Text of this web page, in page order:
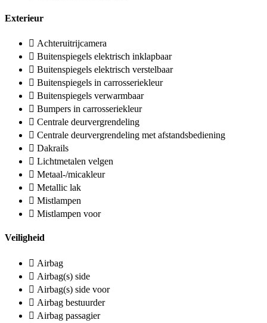
Exterieur
Achteruitrijcamera
Buitenspiegels elektrisch inklapbaar
Buitenspiegels elektrisch verstelbaar
Buitenspiegels in carrosseriekleur
Buitenspiegels verwarmbaar
Bumpers in carrosseriekleur
Centrale deurvergrendeling
Centrale deurvergrendeling met afstandsbediening
Dakrails
Lichtmetalen velgen
Metaal-/micakleur
Metallic lak
Mistlampen
Mistlampen voor
Veiligheid
Airbag
Airbag(s) side
Airbag(s) side voor
Airbag bestuurder
Airbag passagier